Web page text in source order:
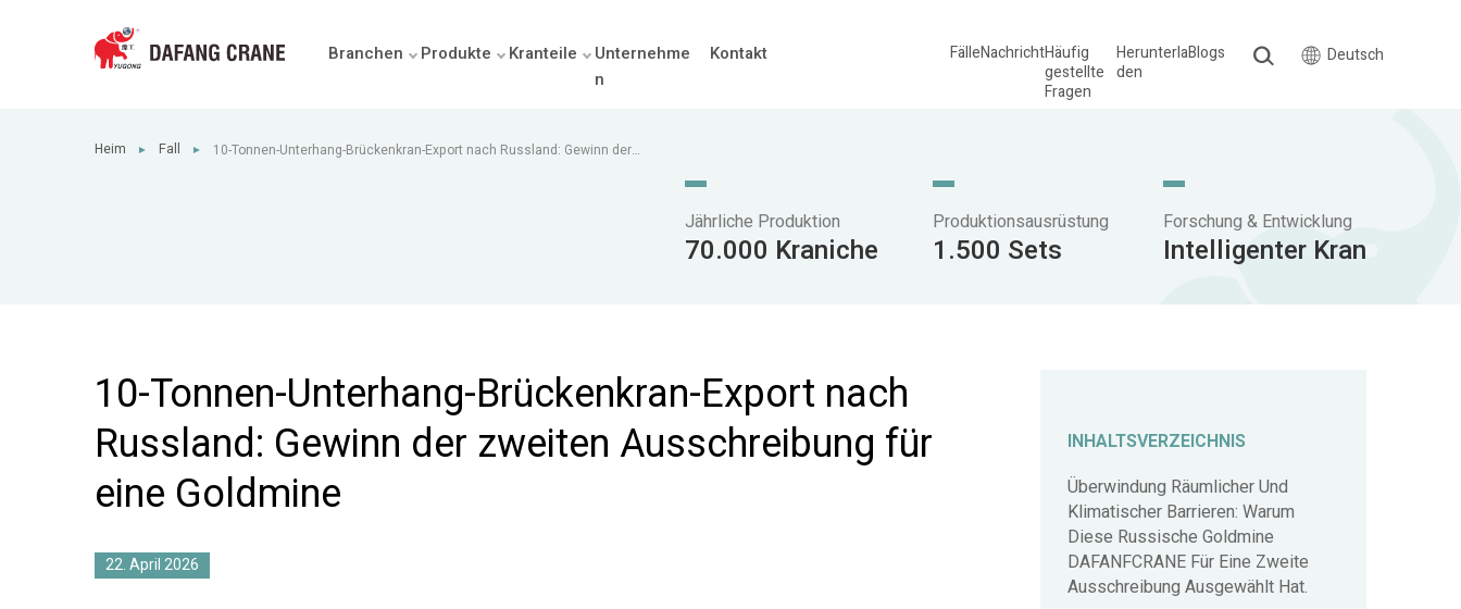
Branchen Produkte Kranteile
Unternehme
n
Kontakt FälleNachrichtHäufig
gestellte
Fragen
Herunterla
den
Blogs Deutsch
Heim ► Fall ►
10-Tonnen-Unterhang-Brückenkran-Export nach Russland: Gewinn der
Jährliche Produktion
70.000 Kraniche
Produktionsausrüstung
1.500 Sets
Forschung & Entwicklung
Intelligenter Kran
10-Tonnen-Unterhang-Brückenkran-Export nach
Russland: Gewinn der zweiten Ausschreibung für
eine Goldmine
22. April 2026
INHALTSVERZEICHNIS
Überwindung Räumlicher Und
Klimatischer Barrieren: Warum
Diese Russische Goldmine
DAFANFCRANE Für Eine Zweite
Ausschreibung Ausgewählt Hat.